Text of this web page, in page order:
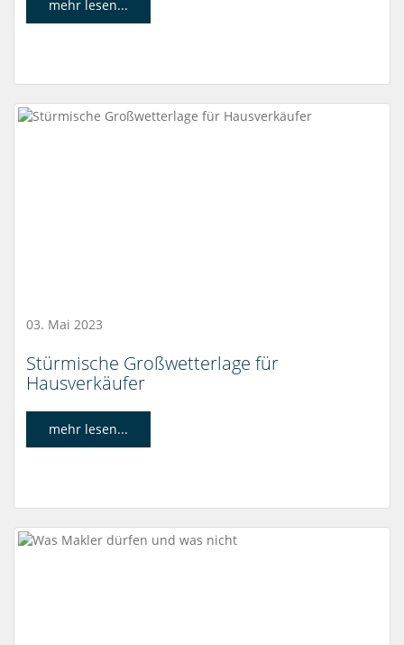
mehr lesen...
03. Mai 2023
Stürmische Großwetterlage für
Hausverkäufer
mehr lesen...